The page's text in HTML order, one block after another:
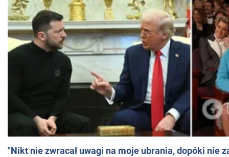
"Nikt nie zwracał uwagi na moje ubrania, dopóki nie